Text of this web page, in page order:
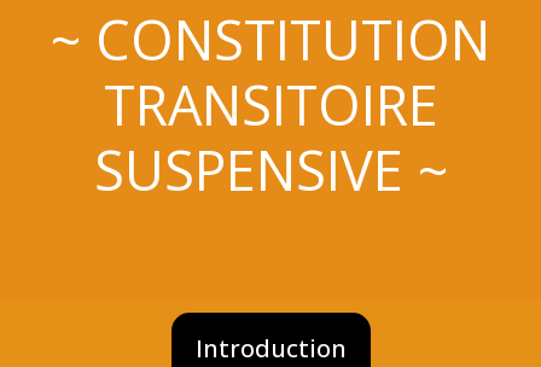
~ CONSTITUTION
TRANSITOIRE
SUSPENSIVE ~
Introduction